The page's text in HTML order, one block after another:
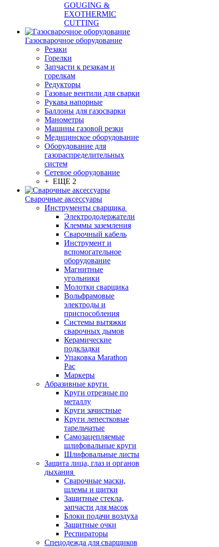
GOUGING &
EXOTHERMIC
CUTTING
Газосварочное оборудование
Резаки
Горелки
Запчасти к резакам и
горелкам
Редукторы
Газовые вентили для сварки
Рукава напорные
Баллоны для газосварки
Манометры
Машины газовой резки
Медицинское оборудование
Оборудование для
газораспределительных
систем
Сетевое оборудование
+ ЕЩЕ 2
Сварочные аксессуары
Инструменты сварщика
Электрододержатели
Клеммы заземления
Сварочный кабель
Инструмент и
вспомогательное
оборудование
Магнитные
угольники
Молотки сварщика
Вольфрамовые
электроды и
приспособления
Системы вытяжки
сварочных дымов
Керамические
подкладки
Упаковка Marathon
Pac
Маркеры
Абразивные круги
Круги отрезные по
металлу
Круги зачистные
Круги лепестковые
тарельчатые
Самозацепляемые
шлифовальные круги
Шлифовальные листы
Защита лица, глаз и органов
дыхания
Сварочные маски,
шлемы и щитки
Защитные стекла,
запчасти для масок
Блоки подачи воздуха
Защитные очки
Респираторы
Спецодежда для сварщиков